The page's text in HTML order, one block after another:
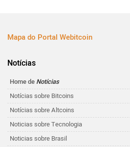
Mapa do Portal Webitcoin
Notícias
Home de Notícias
Notícias sobre Bitcoins
Notícias sobre Altcoins
Noticias sobre Tecnologia
Noticias sobre Brasil